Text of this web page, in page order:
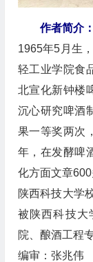
作者简介：
1965年5月生
轻工业学院食
北宣化新钟楼
沉心研究啤酒
果一等奖两次
年，在发酵啤
化方面文章
陕西科技大学
被陕西科技大
院、酿酒工程
编审：张兆伟